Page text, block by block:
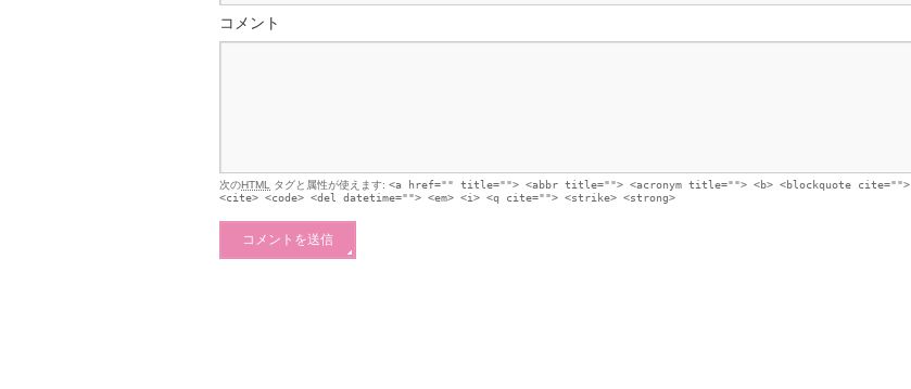
コメント
次のHTML タグと属性が使えます: <a href="" title=""> <abbr title=""> <acronym title=""> <b> <blockquote cite="">
<cite> <code> <del datetime=""> <em> <i> <q cite=""> <strike> <strong>